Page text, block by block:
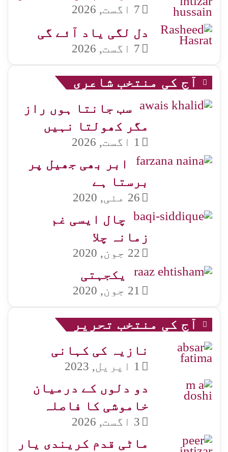
7 اگست, 2026
دل لگی یاد آئے گی
7 اگست, 2026
آج کی منتخب شاعری
سب جانتا ہوں راز
مگر کھولتا نہیں
1 اگست, 2026
ابر بھی جھیل پر
برستا ہے
26 مئی, 2020
چال ایسی غم
زمانہ چلا
22 جون, 2020
یکجہتی
21 جون, 2020
آج کی منتخب تحریر
نازیہ کی کہانی
1 اپریل, 2023
دو دلوں کے درمیان
خاموشی کا فاصلہ
3 اگست, 2026
ماٹی قدم کریندی یار